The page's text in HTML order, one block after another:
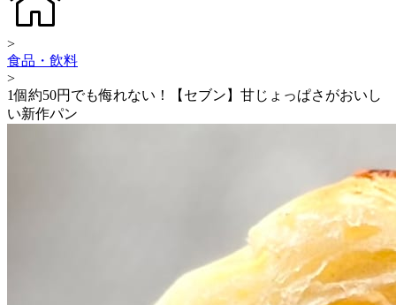
>
食品・飲料
>
1個約50円でも侮れない！【セブン】甘じょっぱさがおいし
い新作パン